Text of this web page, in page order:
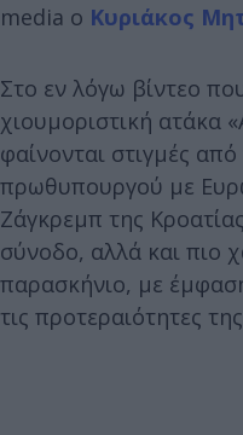
media ο Κυριάκος
Στο εν λόγω βίντεο
χιουμοριστική
φαίνονται στιγμές
πρωθυπουργού με
Ζάγκρεμπ της
σύνοδο, αλλά και πιο
παρασκήνιο, με έμφαση
τις προτεραιότητες